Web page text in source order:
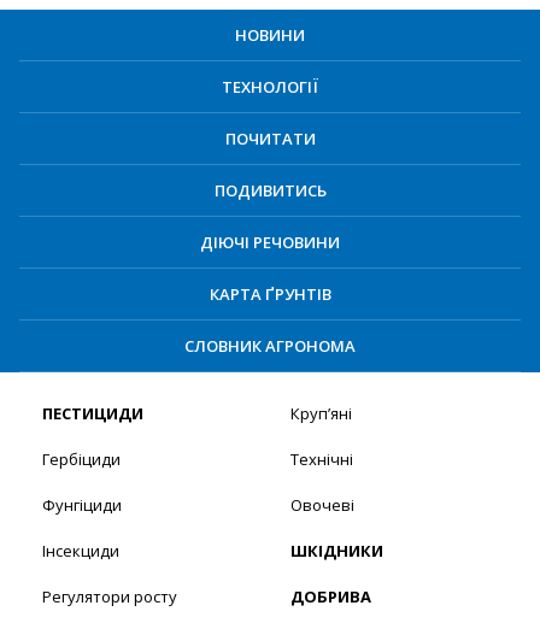
НОВИНИ
ТЕХНОЛОГІЇ
ПОЧИТАТИ
ПОДИВИТИСЬ
ДІЮЧІ РЕЧОВИНИ
КАРТА ҐРУНТІВ
СЛОВНИК АГРОНОМА
ПЕСТИЦИДИ
Гербіциди
Фунгіциди
Інсекциди
Регулятори росту
Круп’яні
Технічні
Овочеві
ШКІДНИКИ
ДОБРИВА